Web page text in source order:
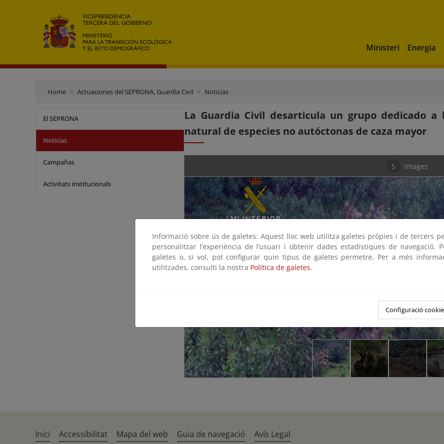
Ministeri Energia
Home Actuaciones del SEPRONA, Guardia Civil Noticias
El SEPRONA
Noticias
Campañas
Activitats institucionals
La Guardia Civil desarticula un grupo dedicado
natural de especies no autóctonas de caza mayor
5 Images
Informació sobre ús de galetes: Aquest lloc web utilitza galetes pròpies i de tercers
personalitzar l’experiència de l’usuari i obtenir dades estadístiques de navegació.
galetes o, si vol, pot configurar quin tipus de galetes permetre. Per a més
utilitzades, consulti la nostra Política de galetes.
Configuració
Inici Accessibilitat Mapa del web Guia de navegació Avís Legal